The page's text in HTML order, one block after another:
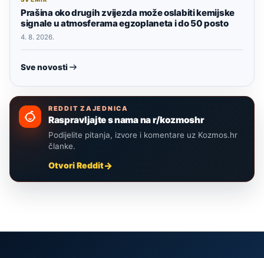
Prašina oko drugih zvijezda može oslabiti kemijske
signale u atmosferama egzoplaneta i do 50 posto
4. 8. 2026.
Sve novosti
REDDIT ZAJEDNICA
Raspravljajte s nama na r/kozmoshr
Podijelite pitanja, izvore i komentare uz Kozmos.hr
članke.
Otvori Reddit